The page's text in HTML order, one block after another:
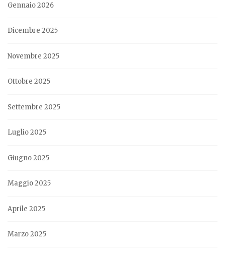
Gennaio 2026
Dicembre 2025
Novembre 2025
Ottobre 2025
Settembre 2025
Luglio 2025
Giugno 2025
Maggio 2025
Aprile 2025
Marzo 2025